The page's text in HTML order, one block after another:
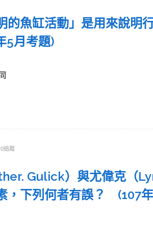
的魚缸活動」是用來說明
5月考題)
同
0追蹤
Gulick）與尤偉克（
，下列何者有誤？ (107